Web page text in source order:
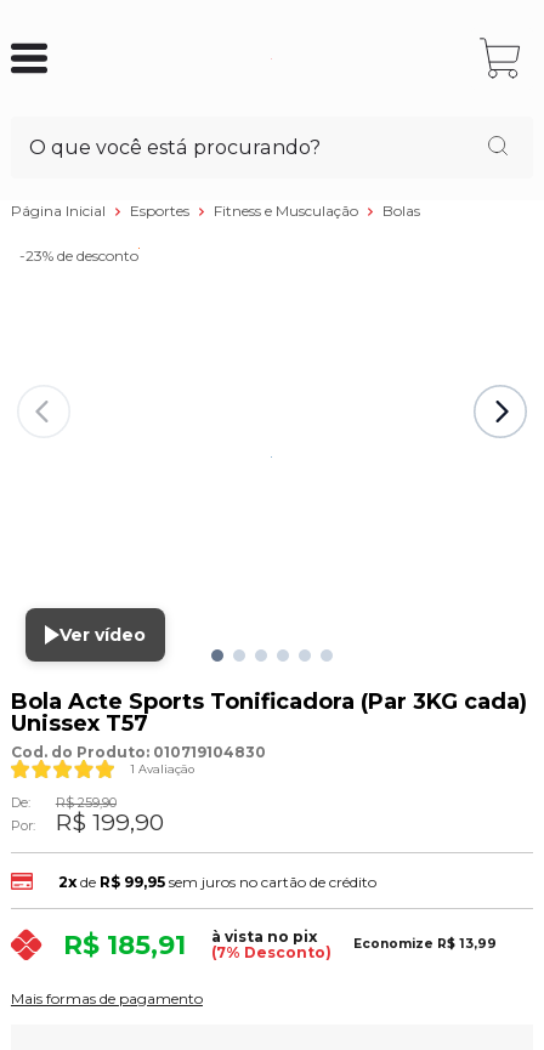
Página Inicial Esportes Fitness e Musculação Bolas
-23% de desconto
Ver vídeo
Bola Acte Sports Tonificadora (Par 3KG cada)
Unissex T57
Cod. do Produto: 010719104830
1 Avaliação
De:
R$ 259,90
Por:
R$ 199,90
2xde R$ 99,95 sem juros no cartão de crédito
R$ 185,91
à vista no pix
(7% Desconto)
Economize R$ 13,99
Mais formas de pagamento